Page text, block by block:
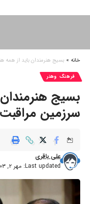
خانه » بسیج هنرمندان باید از همه
فرهنگ وهنر
بسیج
سرزمین
Last updated: مهر ۲, ۱۴۰۳ ۱۰:۴۷ ب٫ظ
علی باقری